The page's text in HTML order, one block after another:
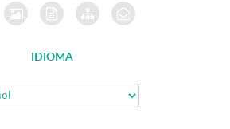
IDIOMA